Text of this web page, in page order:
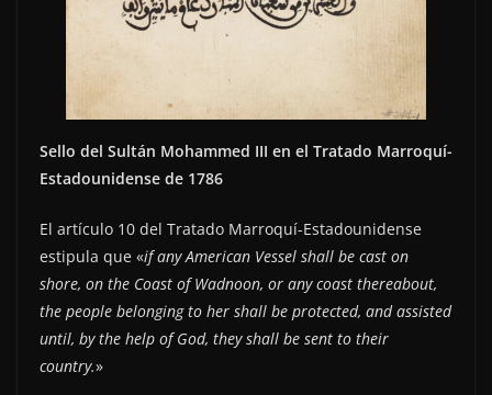
Sello del Sultán Mohammed III en el Tratado Marroquí-
Estadounidense de 1786
El artículo 10 del Tratado Marroquí-Estadounidense
estipula que «if any American Vessel shall be cast on
shore, on the Coast of Wadnoon, or any coast thereabout,
the people belonging to her shall be protected, and assisted
until, by the help of God, they shall be sent to their
country.»